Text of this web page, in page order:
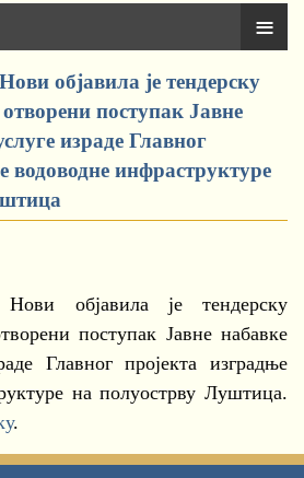
≡
објавила је тендерску
поступак Јавне
израде Главног
водоводне инфраструктуре
објавила је тендерску
поступак Јавне набавке
Главног пројекта изградње
на полуострву Луштица.
.